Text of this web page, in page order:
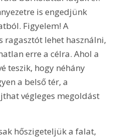
is engedjünk
Figyelem! A
ragasztót lehet használni,
erre a célra. Ahol a
teszik, hogy néhány
a belső tér, a
végleges megoldást
hőszigeteljük a falat,